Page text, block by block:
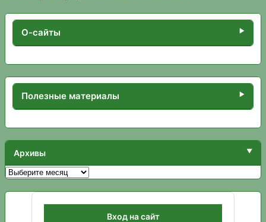
О-сайты
Полезные материалы
Архивы
Архивы
Вход на сайт